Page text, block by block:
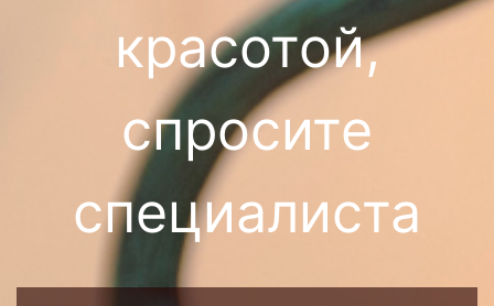
красотой,
спросите
специалиста